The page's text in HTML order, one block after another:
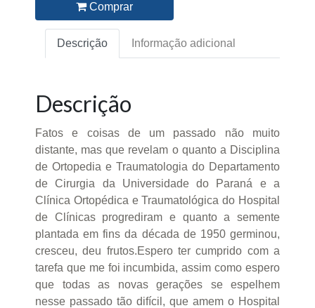
Comprar
Descrição Informação adicional
Descrição
Fatos e coisas de um passado não muito
distante, mas que revelam o quanto a Disciplina
de Ortopedia e Traumatologia do Departamento
de Cirurgia da Universidade do Paraná e a
Clínica Ortopédica e Traumatológica do Hospital
de Clínicas progrediram e quanto a semente
plantada em fins da década de 1950 germinou,
cresceu, deu frutos.Espero ter cumprido com a
tarefa que me foi incumbida, assim como espero
que todas as novas gerações se espelhem
nesse passado tão difícil, que amem o Hospital